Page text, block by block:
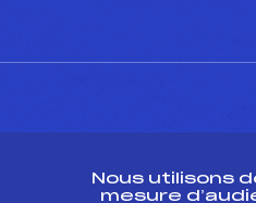
ESPACE PRESSE
Nous utilisons
mesure